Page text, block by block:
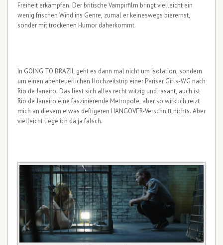
Freiheit erkämpfen. Der britische Vampirfilm bringt vielleicht ein
wenig frischen Wind ins Genre, zumal er keineswegs bierernst,
sonder mit trockenen Humor daherkommt.
In GOING TO BRAZIL geht es dann mal nicht um Isolation, sondern
um einen abenteuerlichen Hochzeitstrip einer Pariser Girls-WG nach
Rio de Janeiro. Das liest sich alles recht witzig und rasant, auch ist
Rio de Janeiro eine faszinierende Metropole, aber so wirklich reizt
mich an diesem etwas deftigeren HANGOVER-Verschnitt nichts. Aber
vielleicht liege ich da ja falsch.